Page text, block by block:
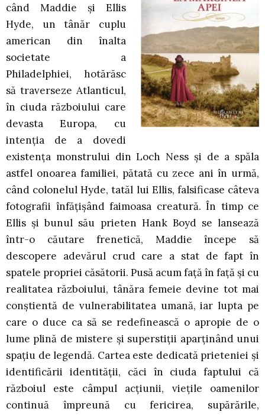
când Maddie și Ellis
Hyde, un tânăr cuplu
american din înalta
societate a
Philadelphiei, hotărăsc
să traverseze Atlanticul,
în ciuda războiului care
devasta Europa, cu
intenția de a dovedi
existența monstrului din Loch Ness și de a spăla
astfel onoarea familiei, pătată cu zece ani în urmă,
când colonelul Hyde, tatăl lui Ellis, falsificase câteva
fotografii înfățișând faimoasa creatură. În timp ce
Ellis și bunul său prieten Hank Boyd se lansează
într-o căutare frenetică, Maddie începe să
descopere adevărul crud care a stat de fapt în
spatele propriei căsătorii. Pusă acum față în față și cu
realitatea războiului, tânăra femeie devine tot mai
conștientă de vulnerabilitatea umană, iar lupta pe
care o duce ca să se redefinească o apropie de o
lume plină de mistere și superstiții aparținând unui
spațiu de legendă. Cartea este dedicată prieteniei și
identificării identității, căci în ciuda faptului că
războiul este câmpul acțiunii, viețile oamenilor
continuă împreună cu fericirea, supărările,